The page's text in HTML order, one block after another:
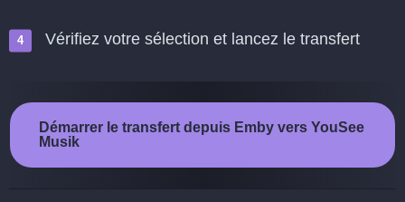
Vérifiez votre sélection et lancez le transfert
Démarrer le transfert depuis Emby vers YouSee
Musik